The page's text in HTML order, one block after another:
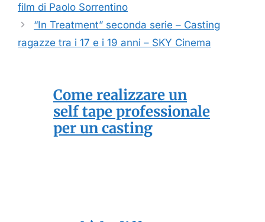
film di Paolo Sorrentino
“In Treatment” seconda serie – Casting
ragazze tra i 17 e i 19 anni – SKY Cinema
Come realizzare un
self tape professionale
per un casting